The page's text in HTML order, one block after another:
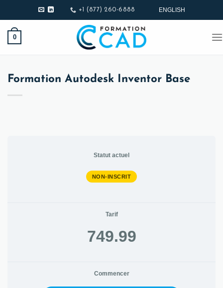
au
contenu
+1 (877) 260-6888 ENGLISH
0
Formation Autodesk Inventor Base
Statut actuel
NON-INSCRIT
Tarif
749.99
Commencer